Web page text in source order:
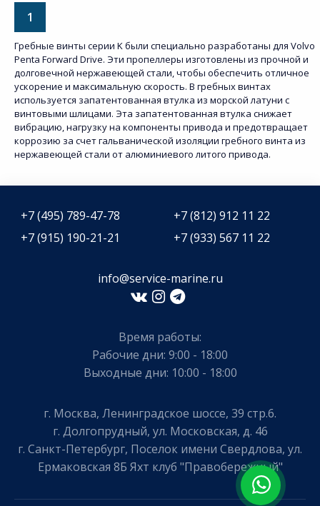
1
Гребные винты серии K были специально разработаны для Volvo
Penta Forward Drive. Эти пропеллеры изготовлены из прочной и
долговечной нержавеющей стали, чтобы обеспечить отличное
ускорение и максимальную скорость. В гребных винтах
используется запатентованная втулка из морской латуни с
винтовыми шлицами. Эта запатентованная втулка снижает
вибрацию, нагрузку на компоненты привода и предотвращает
коррозию за счет гальванической изоляции гребного винта из
нержавеющей стали от алюминиевого литого привода.
+7 (495) 789-47-78
+7 (812) 912 11 22
+7 (915) 190-21-21
+7 (933) 567 11 22
info@service-marine.ru​​
Время работы:
Рабочие дни: 9:00 - 18:00
Выходные дни: 10:00 - 18:00
г. Москва, Ленинградское шоссе, 39 стр.6.
г. Долгопрудный, ул. Московская, д. 46
г. Санкт-Петербург, Поселок имени Свердлова, ул.
Ермаковская 8Б Яхт клуб "Правобережный"